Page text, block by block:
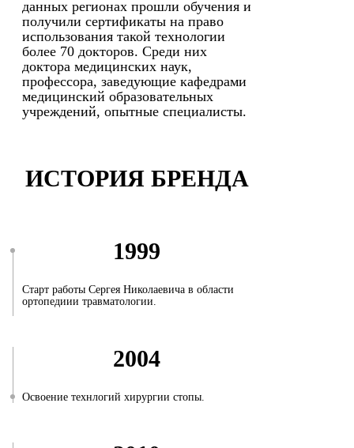
данных регионах прошли обучения и
получили сертификаты на право
использования такой технологии
более 70 докторов. Среди них
доктора медицинских наук,
профессора, заведующие кафедрами
медицинский образовательных
учреждений, опытные специалисты.
ИСТОРИЯ БРЕНДА
1999
Старт работы Сергея Николаевича в области
ортопедиии травматологии.
2004
Освоение технлогий хирургии стопы.